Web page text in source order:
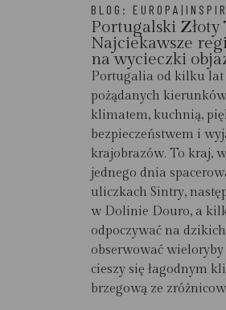
BLOG:
Portugalski
Najciekawsze
na wycieczki
Portugalia od kilku lat
pożądanych
klimatem, kuchnią,
bezpieczeństwem i
krajobrazów. To kraj,
jednego dnia
uliczkach Sintry,
w Dolinie Douro, a
odpoczywać na
obserwować
cieszy się łagodnym
brzegową ze